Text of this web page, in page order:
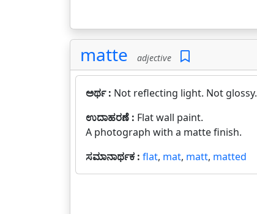
matte adjective
ಅರ್ಥ : Not reflecting light. Not glossy.
ಉದಾಹರಣೆ : Flat wall paint.
A photograph with a matte finish.
ಸಮಾನಾರ್ಥಕ : flat, mat, matt, matted